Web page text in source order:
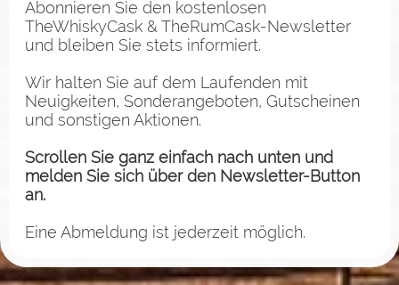
Abonnieren Sie den kostenlosen
TheWhiskyCask & TheRumCask-Newsletter
und bleiben Sie stets informiert.
Wir halten Sie auf dem Laufenden mit
Neuigkeiten, Sonderangeboten, Gutscheinen
und sonstigen Aktionen.
Scrollen Sie ganz einfach nach unten und
melden Sie sich über den Newsletter-Button
an.
Eine Abmeldung ist jederzeit möglich.